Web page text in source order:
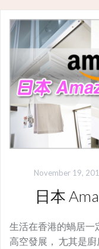
November 19,
日本
生活在香港的蝸居一
高空發展， 尢其是